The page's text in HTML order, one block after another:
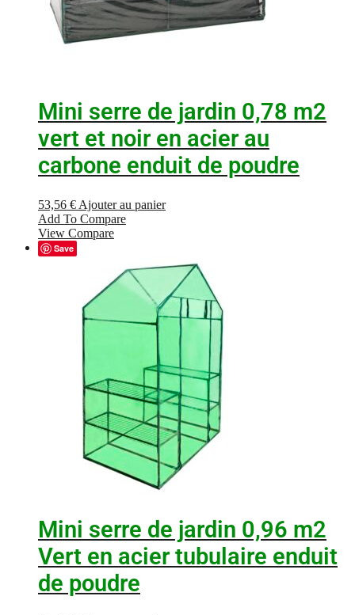
Mini serre de jardin 0,78 m2
vert et noir en acier au
carbone enduit de poudre
53,56 € Ajouter au panier
Add To Compare
View Compare
Save
Mini serre de jardin 0,96 m2
Vert en acier tubulaire enduit
de poudre